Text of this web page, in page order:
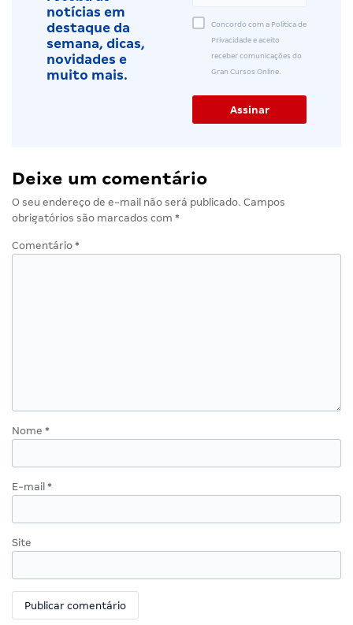
notícias em
destaque da
semana, dicas,
novidades e
muito mais.
Concordo com a Política de
Privacidade e aceito
receber comunicações do
Gran Cursos Online.
Deixe um comentário
O seu endereço de e-mail não será publicado. Campos
obrigatórios são marcados com *
Comentário *
Nome *
E-mail *
Site